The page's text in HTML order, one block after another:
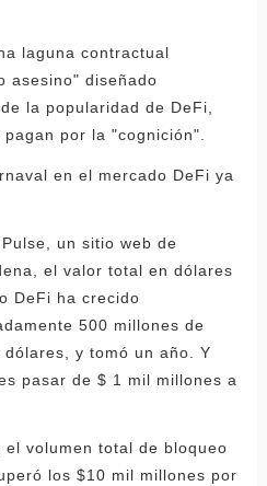
laguna contractual
asesino" diseñado
la popularidad de DeFi,
por la "cognición".
en el mercado DeFi ya
un sitio web de
el valor total en dólares
DeFi ha crecido
500 millones de
y tomó un año. Y
pasar de $ 1 mil millones a
volumen total de bloqueo
los $10 mil millones por